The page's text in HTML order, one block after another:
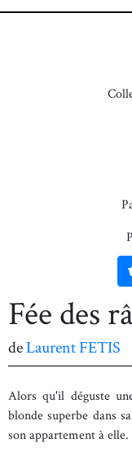
Fée des
deLaurent FETIS
Alors qu'il déguste
blonde superbe dans
son appartement à